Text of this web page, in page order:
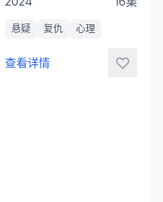
悬疑 复仇 心理
查看详情